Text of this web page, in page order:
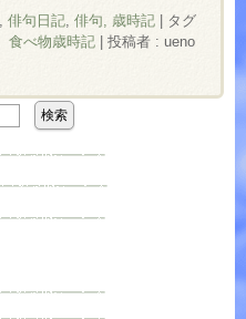
, 俳句日記, 俳句, 歳時記
タグ
食べ物歳時記
投稿者 : ueno